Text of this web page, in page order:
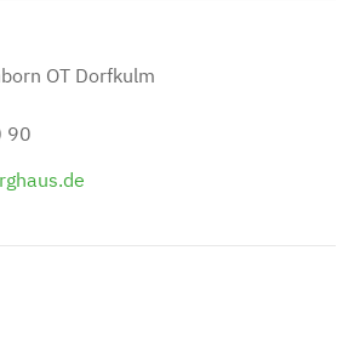
OT Dorfkulm
90